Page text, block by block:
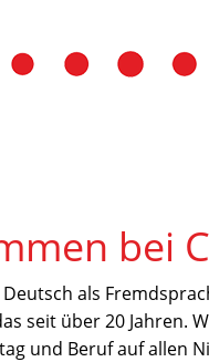
bei
als
seit über 20 Jahren.
und Beruf auf allen